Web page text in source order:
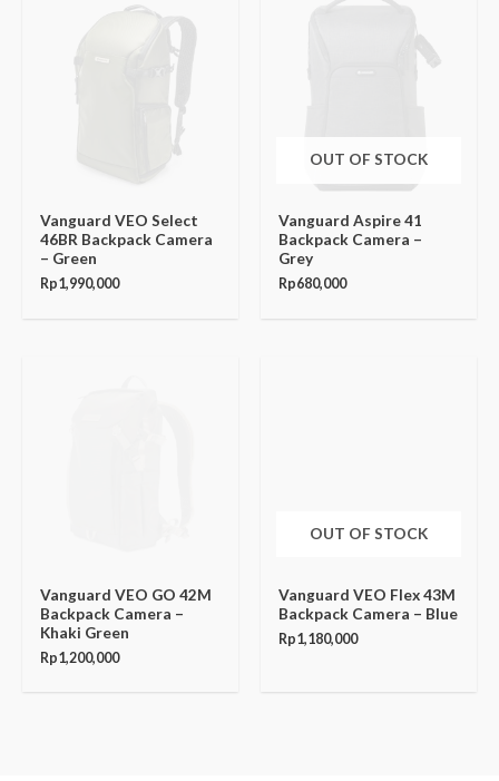
Vanguard VEO Select
46BR Backpack Camera
– Green
Rp1,990,000
OUT OF STOCK
Vanguard Aspire 41
Backpack Camera –
Grey
Rp680,000
Vanguard VEO GO 42M
Backpack Camera –
Khaki Green
Rp1,200,000
OUT OF STOCK
Vanguard VEO Flex 43M
Backpack Camera – Blue
Rp1,180,000